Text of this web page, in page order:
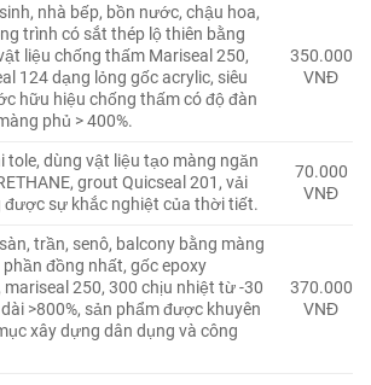
nhà bếp, bồn nước, chậu hoa,
trình có sắt thép lộ thiên bằng
liệu chống thấm Mariseal 250,
124 dạng lỏng gốc acrylic, siêu
hữu hiệu chống thấm có độ đàn
phủ > 400%.
350.000
VNĐ
tole, dùng vật liệu tạo màng ngăn
grout Quicseal 201, vải
được sự khắc nghiệt của thời tiết.
70.000
VNĐ
trần, senô, balcony bằng màng
đồng nhất, gốc epoxy
mariseal 250, 300 chịu nhiệt từ -30
>800%, sản phẩm được khuyên
xây dựng dân dụng và công
370.000
VNĐ